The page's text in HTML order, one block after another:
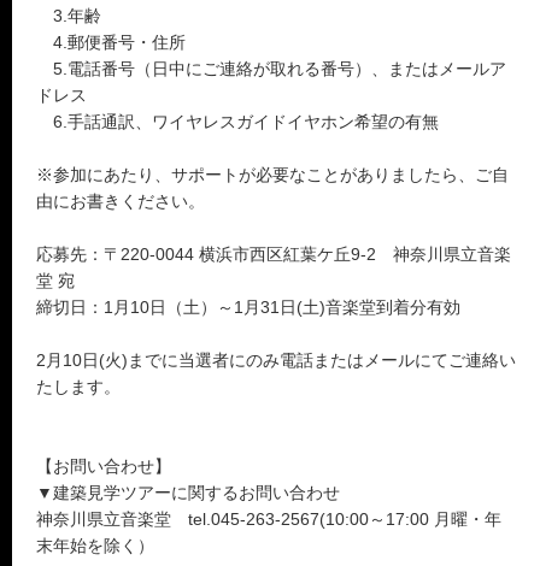
3.年齢
4.郵便番号・住所
5.電話番号（日中にご連絡が取れる番号）、またはメールア
ドレス
6.手話通訳、ワイヤレスガイドイヤホン希望の有無
※参加にあたり、サポートが必要なことがありましたら、ご自
由にお書きください。
応募先：〒220-0044 横浜市西区紅葉ケ丘9-2 神奈川県立音楽
堂 宛
締切日：1月10日（土）～1月31日(土)音楽堂到着分有効
2月10日(火)までに当選者にのみ電話またはメールにてご連絡い
たします。
【お問い合わせ】
▼建築見学ツアーに関するお問い合わせ
神奈川県立音楽堂 tel.045-263-2567(10:00～17:00 月曜・年
末年始を除く）